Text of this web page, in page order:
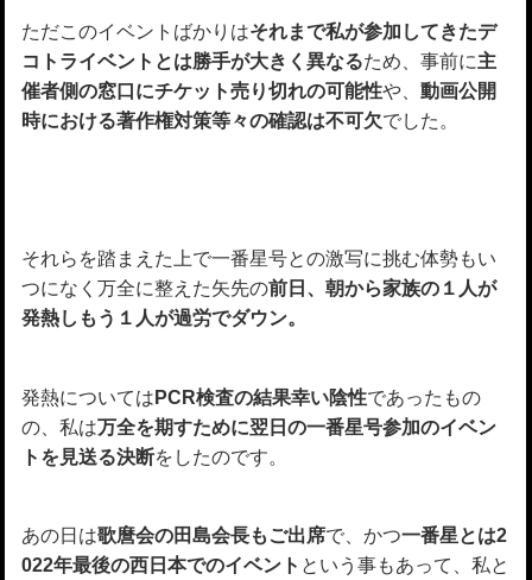
ただこのイベントばかりはそれまで私が参加してきたデ
コトライベントとは勝手が大きく異なるため、事前に主
催者側の窓口にチケット売り切れの可能性や、 動画公開
時における著作権対策等々の確認は不可欠でした。
それらを踏まえた上で一番星号との激写に挑む体勢もい
つになく万全に整えた矢先の前日、朝から家族の１人が
発熱しもう１人が過労でダウン。
発熱についてはPCR検査の結果幸い陰性であったもの
の、私は万全を期すために翌日の一番星号参加のイベン
トを見送る決断をしたのです。
あの日は歌麿会の田島会長もご出席で、かつ一番星とは2
022年最後の西日本でのイベント という事もあって、私と